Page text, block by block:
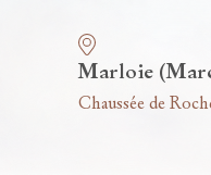
Marloie
Chaussée de